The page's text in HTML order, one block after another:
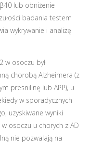
lub obniżenie
badania testem
wykrywanie i analizę
w osoczu był
chorobą Alzheimera (z
presnilinę lub APP), u
w sporadycznych
uzyskiwane wyniki
osoczu u chorych z AD
nie pozwalają na